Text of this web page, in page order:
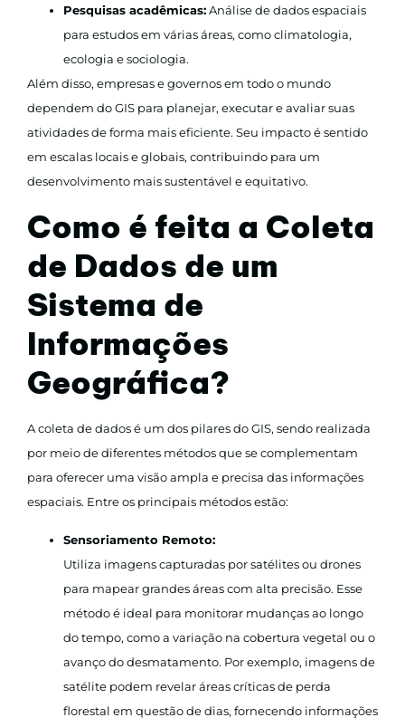
Pesquisas acadêmicas:Análise de dados espaciais
para estudos em várias áreas, como climatologia,
ecologia e sociologia.
Além disso, empresas e governos em todo o mundo
dependem do GIS para planejar, executar e avaliar suas
atividades de forma mais eficiente. Seu impacto é sentido
em escalas locais e globais, contribuindo para um
desenvolvimento mais sustentável e equitativo.
Como é feita a Coleta
de Dados de um
Sistema de
Informações
Geográfica?
A coleta de dados é um dos pilares do GIS, sendo realizada
por meio de diferentes métodos que se complementam
para oferecer uma visão ampla e precisa das informações
espaciais. Entre os principais métodos estão:
Sensoriamento Remoto:
Utiliza imagens capturadas por satélites ou drones
para mapear grandes áreas com alta precisão. Esse
método é ideal para monitorar mudanças ao longo
do tempo, como a variação na cobertura vegetal ou o
avanço do desmatamento. Por exemplo, imagens de
satélite podem revelar áreas críticas de perda
florestal em questão de dias, fornecendo informações